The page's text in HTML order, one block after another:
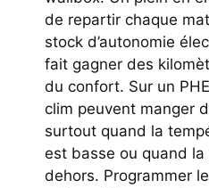
de repartir chaque
stock d’autonomie
fait gagner des
du confort. Sur un
clim peuvent manger
surtout quand la
est basse ou quand
dehors. Programmer le